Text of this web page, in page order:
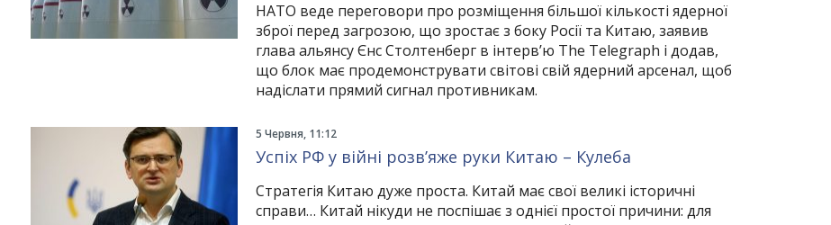
НАТО веде переговори про розміщення більшої кількості ядерної
зброї перед загрозою, що зростає з боку Росії та Китаю, заявив
глава альянсу Єнс Столтенберг в інтерв’ю The Telegraph і додав,
що блок має продемонструвати світові свій ядерний арсенал, щоб
надіслати прямий сигнал противникам.
5 Червня, 11:12
Успіх РФ у війні розв’яже руки Китаю – Кулеба
Стратегія Китаю дуже проста. Китай має свої великі історичні
справи… Китай нікуди не поспішає з однієї простої причини: для